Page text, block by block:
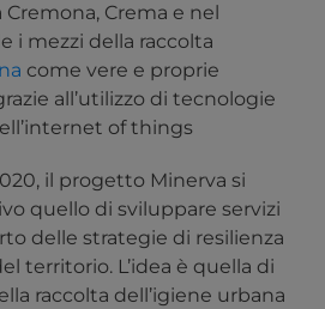
Crema e nel
i mezzi della raccolta
come vere e proprie
all’utilizzo di tecnologie
of things
il progetto Minerva si
quello di sviluppare servizi
delle strategie di resilienza
territorio. L’idea è quella di
raccolta dell’igiene urbana